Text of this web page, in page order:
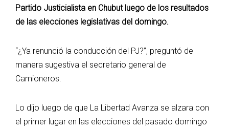
Partido Justicialista en Chubut luego de los resultados
de las elecciones legislativas del domingo.
“¿Ya renunció la conducción del PJ?”, preguntó de
manera sugestiva el secretario general de
Camioneros.
Lo dijo luego de que La Libertad Avanza se alzara con
el primer lugar en las elecciones del pasado domingo